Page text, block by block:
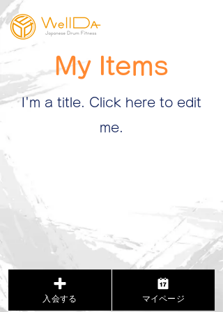
My Items
I'm a title. ​Click here to edit
me.
入会する マイページ